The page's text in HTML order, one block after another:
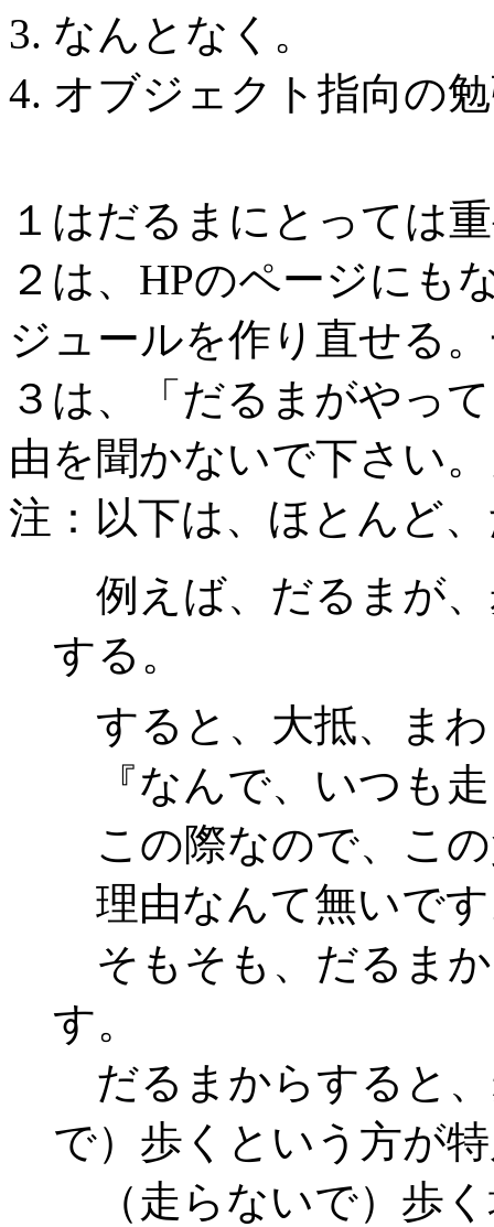
なんとなく。
オブジェクト指向の
１はだるまにとっては
２は、HPのページにも
ジュールを作り直せる
３は、「だるまがやっ
由を聞かないで下さい
注：以下は、ほとんど
例えば、だるまが
する。
すると、大抵、ま
『なんで、いつも
この際なので、こ
理由なんて無いで
そもそも、だるま
す。
だるまからすると
で）歩くという方が
（走らないで）歩